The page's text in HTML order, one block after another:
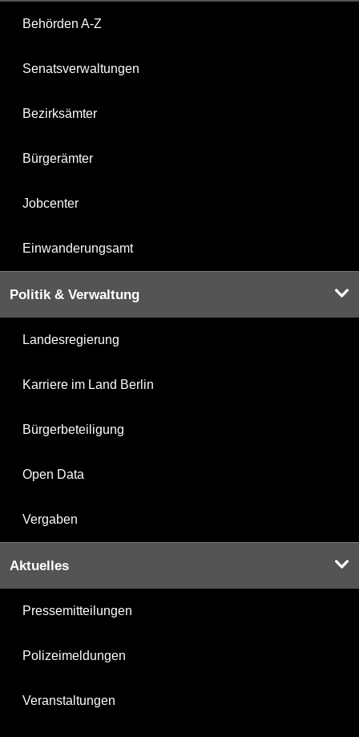
Behörden A-Z
Senatsverwaltungen
Bezirksämter
Bürgerämter
Jobcenter
Einwanderungsamt
Politik & Verwaltung
Landesregierung
Karriere im Land Berlin
Bürgerbeteiligung
Open Data
Vergaben
Aktuelles
Pressemitteilungen
Polizeimeldungen
Veranstaltungen